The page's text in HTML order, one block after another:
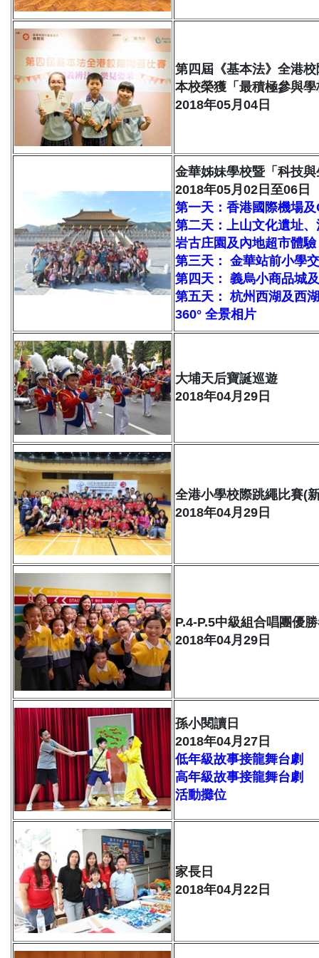
第四屆《基本法》全港
本校榮獲「最積極參與
2018年05月04日
金華姊妹學校暨「科技
2018年05月02日至06日
第一天：香港國際機場
第二天：上山文化遺址
岩古庄園及內地超市體驗
第三天： 金華站前小學
第四天： 義烏小商品城
第五天： 杭州西湖及西
360° 全景相片
大埔天后寶誕巡遊
2018年04月29日
全港小學校際跳繩比賽(
2018年04月29日
P.4-P.5中級組合唱團優
2018年04月29日
孫小閱讀日
2018年04月27日
低年級故事接龍舞台劇
高年級故事接龍舞台劇
活動攤位
家長日
2018年04月22日